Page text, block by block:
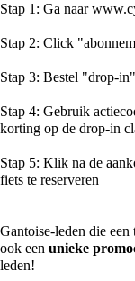
Stap 1: Ga naar
Stap 2: Click
Stap 3: Bestel "drop-
Stap 4: Gebruik
korting op de drop-in
Stap 5: Klik na de
fiets te reserveren
Gantoise-leden die
ook een unieke
leden!